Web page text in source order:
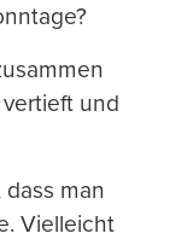
und
man
Vielleicht